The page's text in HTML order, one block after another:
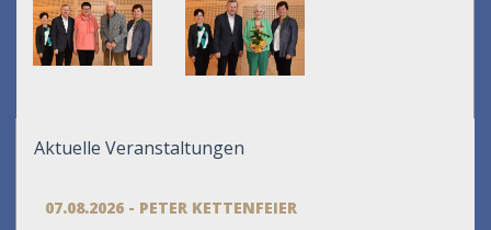
Aktuelle Veranstaltungen
07.08.2026 - PETER KETTENFEIER